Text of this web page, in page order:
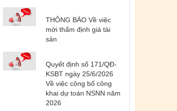
THÔNG BÁO Về việc
mời thẩm định giá tài
sản
Quyết định số 171/QĐ-
KSBT ngày 25/6/2026
Về việc công bố công
khai dự toán NSNN năm
2026
Tên:(DANH SÁCH CÁC ĐỊA
PHƯƠNG ĐANG THỰC HIỆN CÁCH
LY XÃ HỘI VÀ GIÃN CÁCH XÃ HỘI
TÍNH ĐẾN 17H NGÀY 25/7/2021)
Ngày ban hành: (26/07/2021)